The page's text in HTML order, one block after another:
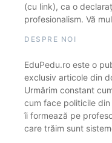
(cu link), ca o
profesionalism. Vă
DESPRE NOI
EduPedu.ro este o
exclusiv articole din
Urmărim constant
cum face politicile
îi formează pe
care trăim sunt